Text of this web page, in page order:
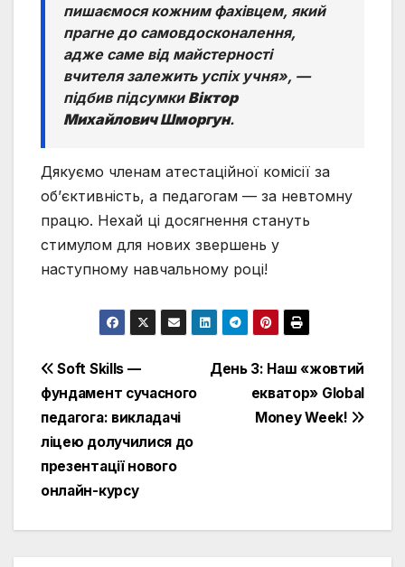
пишаємося кожним фахівцем, який
прагне до самовдосконалення,
адже саме від майстерності
вчителя залежить успіх учня», —
підбив підсумкиВіктор
Михайлович Шморгун.
Дякуємо членам атестаційної комісії за
об’єктивність, а педагогам — за невтомну
працю. Нехай ці досягнення стануть
стимулом для нових звершень у
наступному навчальному році!
Навігація
записів
День 3: Наш «жовтий
екватор» Global
Money Week!
Soft Skills —
фундамент сучасного
педагога: викладачі
ліцею долучилися до
презентації нового
онлайн-курсу